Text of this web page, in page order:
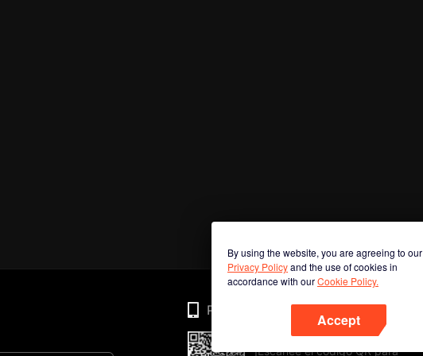
By using the website, you are agreeing to our
Privacy Policyand the use of cookies in
accordance with ourCookie Policy.
Accept
Phone
¡Escanee el código QR para